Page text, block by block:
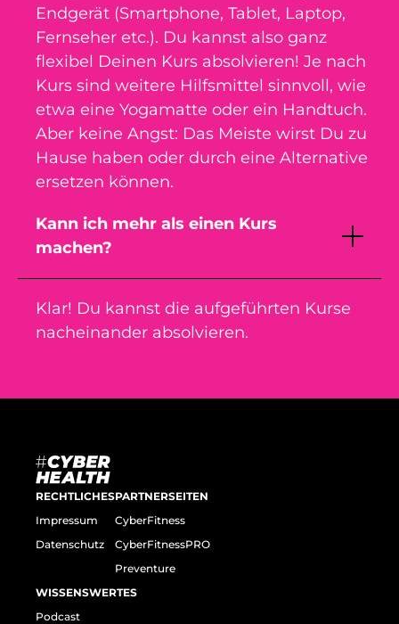
Endgerät (Smartphone, Tablet, Laptop,
Fernseher etc.). Du kannst also ganz
flexibel Deinen Kurs absolvieren! Je nach
Kurs sind weitere Hilfsmittel sinnvoll, wie
etwa eine Yogamatte oder ein Handtuch.
Aber keine Angst: Das Meiste wirst Du zu
Hause haben oder durch eine Alternative
ersetzen können.
Kann ich mehr als einen Kurs
machen?
Klar! Du kannst die aufgeführten Kurse
nacheinander absolvieren.
RECHTLICHES
Impressum
Datenschutz
PARTNERSEITEN
CyberFitness
CyberFitnessPRO
Preventure
WISSENSWERTES
Podcast